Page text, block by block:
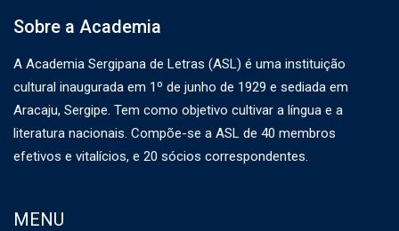
Sobre a Academia
A Academia Sergipana de Letras (ASL) é uma instituição
cultural inaugurada em 1º de junho de 1929 e sediada em
Aracaju, Sergipe. Tem como objetivo cultivar a língua e a
literatura nacionais. Compõe-se a ASL de 40 membros
efetivos e vitalícios, e 20 sócios correspondentes.
MENU